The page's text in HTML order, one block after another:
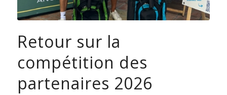
Retour sur la
compétition des
partenaires 2026